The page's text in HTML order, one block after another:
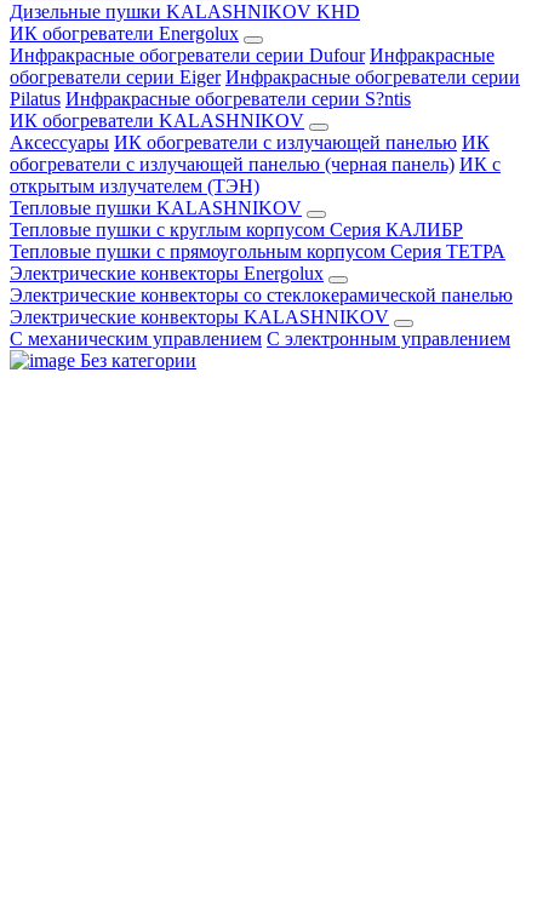
Дизельные пушки KALASHNIKOV KHD
ИК обогреватели Energolux
Инфракрасные обогреватели серии Dufour Инфракрасные
обогреватели серии Eiger Инфракрасные обогреватели серии
Pilatus Инфракрасные обогреватели серии S?ntis
ИК обогреватели KALASHNIKOV
Аксессуары ИК обогреватели с излучающей панелью ИК
обогреватели с излучающей панелью (черная панель) ИК с
открытым излучателем (ТЭН)
Тепловые пушки KALASHNIKOV
Тепловые пушки с круглым корпусом Серия КАЛИБР
Тепловые пушки с прямоугольным корпусом Серия ТЕТРА
Электрические конвекторы Energolux
Электрические конвекторы со стеклокерамической панелью
Электрические конвекторы KALASHNIKOV
С механическим управлением С электронным управлением
Без категории